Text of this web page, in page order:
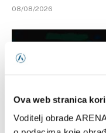
Ova web stranica
Voditelj obrade
08/08/2026